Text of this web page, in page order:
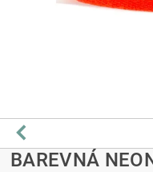
BAREVNÁ